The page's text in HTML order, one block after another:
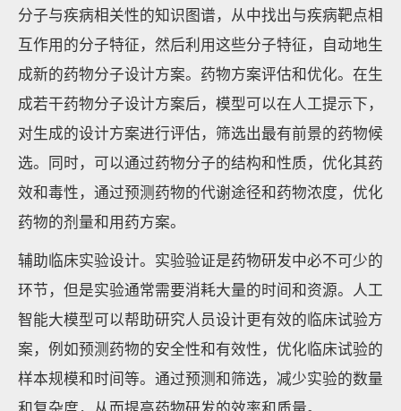
分子与疾病相关性的知识图谱，从中找出与疾病靶点相
互作用的分子特征，然后利用这些分子特征，自动地生
成新的药物分子设计方案。药物方案评估和优化。在生
成若干药物分子设计方案后，模型可以在人工提示下，
对生成的设计方案进行评估，筛选出最有前景的药物候
选。同时，可以通过药物分子的结构和性质，优化其药
效和毒性，通过预测药物的代谢途径和药物浓度，优化
药物的剂量和用药方案。
辅助临床实验设计。实验验证是药物研发中必不可少的
环节，但是实验通常需要消耗大量的时间和资源。人工
智能大模型可以帮助研究人员设计更有效的临床试验方
案，例如预测药物的安全性和有效性，优化临床试验的
样本规模和时间等。通过预测和筛选，减少实验的数量